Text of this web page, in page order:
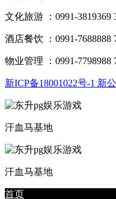
文化旅游 ：0991-3819369
酒店餐饮 ：0991-7688888
物业管理 ：0991-7798988
新ICP备18001022号-1 新
汗血马基地
汗血马基地
首页